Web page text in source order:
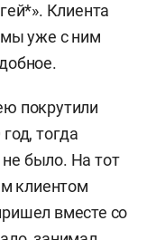
Клиента
мы уже с ним
покрутили
тогда
было. На тот
клиентом
вместе со